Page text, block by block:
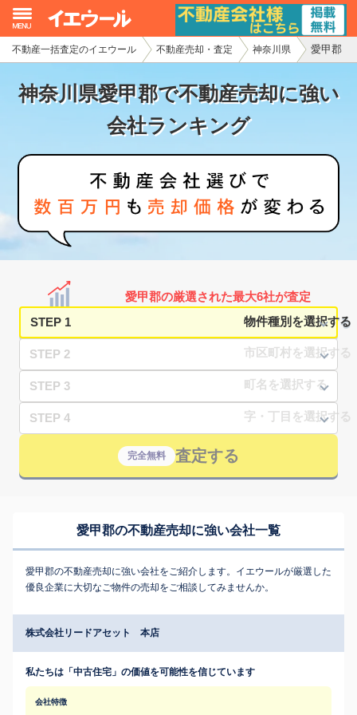
不動産一括査定のイエウール 不動産売却・査定 神奈川県 愛甲郡
神奈川県愛甲郡で不動産売却に強い
会社ランキング
愛甲郡の厳選された最大6社が査定
STEP 1
STEP 2
STEP 3
STEP 4
完全無料 査定する
愛甲郡の不動産売却に強い会社一覧
愛甲郡の不動産売却に強い会社をご紹介します。イエウールが厳選した
優良企業に大切なご物件の売却をご相談してみませんか。
株式会社リードアセット 本店
私たちは「中古住宅」の価値を可能性を信じています
会社特徴
イエウール加盟希望の不動産会社様
初めての方へ
不動産の売却・一括査定
家査定シミュレーター
お問い合わせ